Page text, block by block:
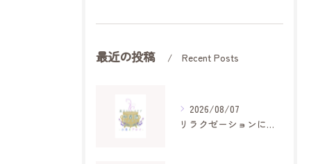
最近の投稿 Recent Posts
2026/08/07
リラクゼーションに役立つ食べ物と飲み物で自律神経と気分を整える実践ガイド